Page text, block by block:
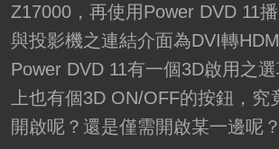
Z17000，再使用Power DVD 11
與投影機之連結介面為DVI轉
Power DVD 11有一個3D啟用之
上也有個3D ON/OFF的按鈕，究
開啟呢？還是僅需開啟某一邊呢